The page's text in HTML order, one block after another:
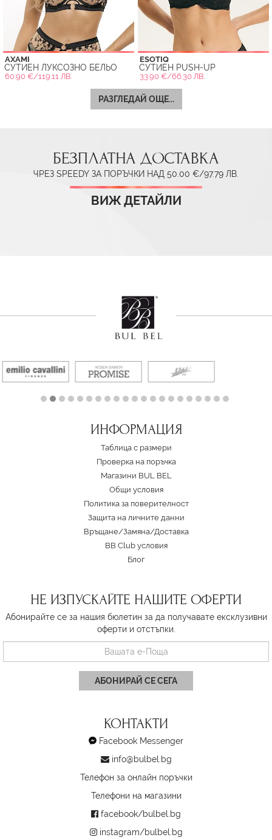
AXAMI
СУТИЕН ЛУКСОЗНО БЕЛЬО
60.90 €/119.11 ЛВ.
ESOTIQ
СУТИЕН PUSH-UP
33.90 €/66.30 ЛВ.
РАЗГЛЕДАЙ ОЩЕ...
БЕЗПЛАТНА ДОСТАВКА
ЧРЕЗ SPEEDY ЗА ПОРЪЧКИ НАД 50.00 €/97.79 ЛВ.
ВИЖ ДЕТАЙЛИ
ИНФОРМАЦИЯ
Таблица с размери
Проверка на поръчка
Магазини BUL BEL
Oбщи условия
Политика за поверителност
Защита на личните данни
Връщане/Замяна/Доставка
BB Club условия
Блог
НЕ ИЗПУСКАЙТЕ НАШИТЕ ОФЕРТИ
Абонирайте се за нашия бюлетин за да получавате ексклузивни
оферти и отстъпки.
АБОНИРАЙ СЕ СЕГА
КОНТАКТИ
Facebook Messenger
info@bulbel.bg
Телефон за онлайн поръчки
Телефони на магазини
facebook/bulbel.bg
instagram/bulbel.bg